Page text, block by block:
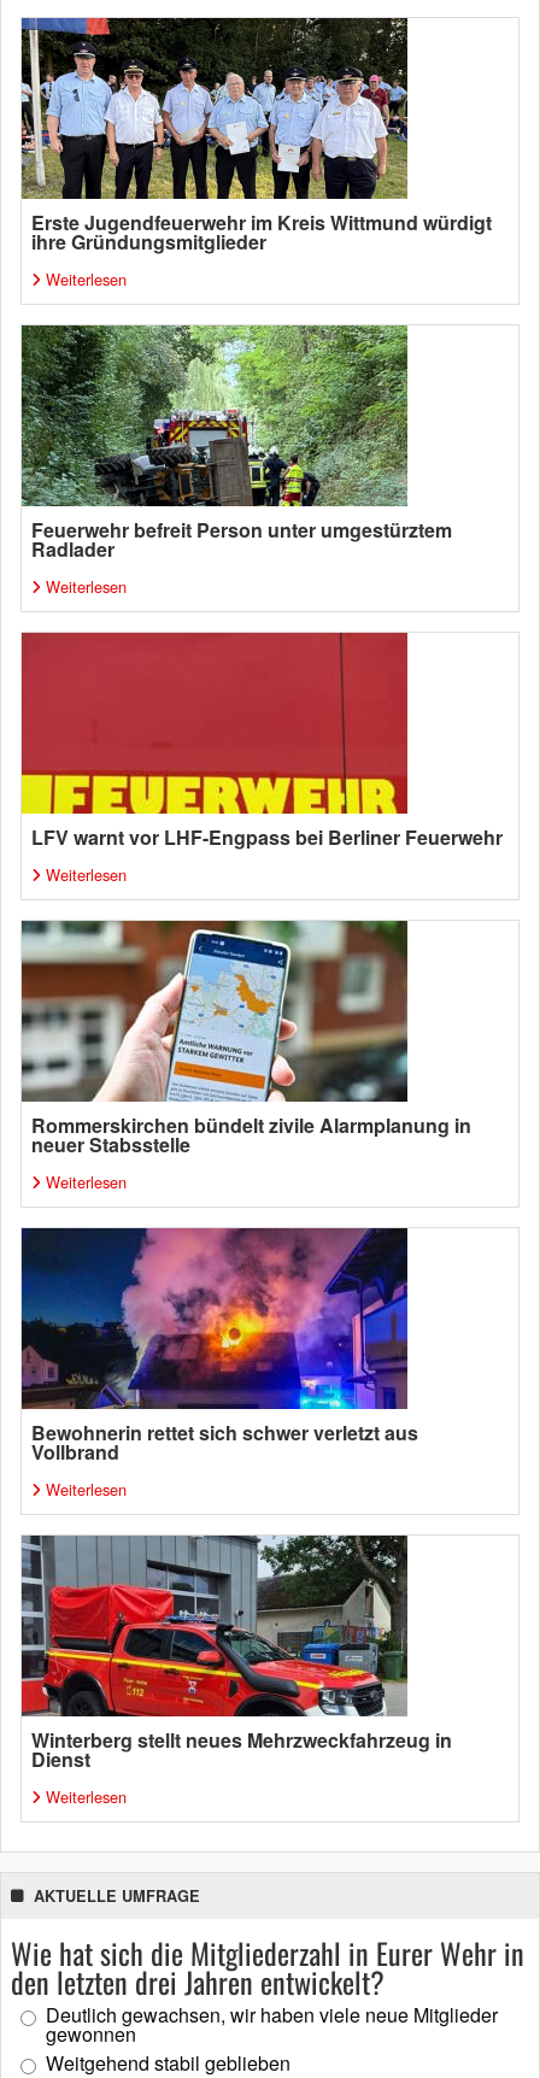
Erste Jugendfeuerwehr im Kreis Wittmund würdigt
ihre Gründungsmitglieder
Weiterlesen
Feuerwehr befreit Person unter umgestürztem
Radlader
Weiterlesen
LFV warnt vor LHF-Engpass bei Berliner Feuerwehr
Weiterlesen
Rommerskirchen bündelt zivile Alarmplanung in
neuer Stabsstelle
Weiterlesen
Bewohnerin rettet sich schwer verletzt aus
Vollbrand
Weiterlesen
Winterberg stellt neues Mehrzweckfahrzeug in
Dienst
Weiterlesen
AKTUELLE UMFRAGE
Wie hat sich die Mitgliederzahl in Eurer Wehr in
den letzten drei Jahren entwickelt?
Deutlich gewachsen, wir haben viele neue Mitglieder
gewonnen
Weitgehend stabil geblieben